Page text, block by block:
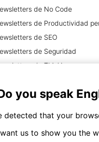
you speak
detected that your
us to show you the
de No Code
de Productividad
de SEO
de Seguridad
de Thinking